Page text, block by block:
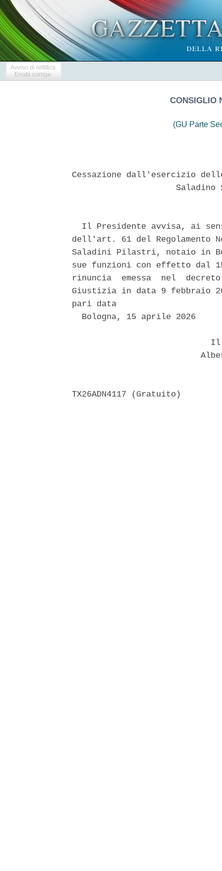
Avviso di rettifica
Errata corrige
CONSIGLIO
(GU Parte
Cessazione dall'esercizio
Il Presidente avvisa, ai
dell'art. 61 del Regolamento
Saladini Pilastri, notaio in
sue funzioni con effetto dal
rinuncia  emessa  nel
Giustizia in data 9 febbraio
pari data
  Bologna, 15 aprile 2026